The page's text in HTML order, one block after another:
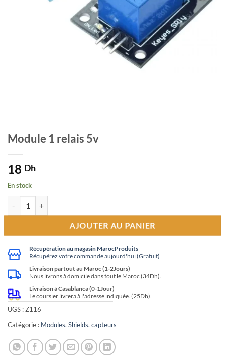
Module 1 relais 5v
18 Dh
En stock
quantité de Module 1 relais 5v
AJOUTER AU PANIER
Récupération au magasin MarocProduits
Récupérez votre commande aujourd'hui (Gratuit)
Livraison partout au Maroc (1-2Jours)
Nous livrons à domicile dans tout le Maroc (34Dh).
Livraison à Casablanca (0-1Jour)
Le coursier livrera à l'adresse indiquée. (25Dh).
UGS :Z116
Catégorie : Modules, Shields, capteurs